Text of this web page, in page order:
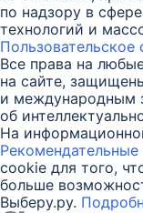
по надзору в
технологий и
Пользовательское
Все права на
на сайте,
и международным
об
На
Рекомендательные
cookie для того,
больше
Выберу.ру.